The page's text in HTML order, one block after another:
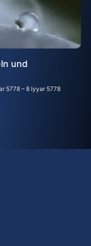
und
5778 – 8 Iyyar 5778